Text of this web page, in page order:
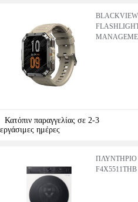
Κατόπιν παραγγελίας σε 2-3
εργάσιμες ημέρες